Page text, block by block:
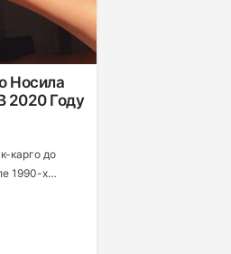
Носила
2020 Году
карго до
1990-х…